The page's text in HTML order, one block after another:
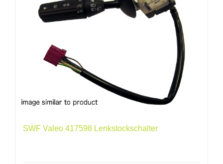
SWF Valeo 417598 Lenkstockschalter